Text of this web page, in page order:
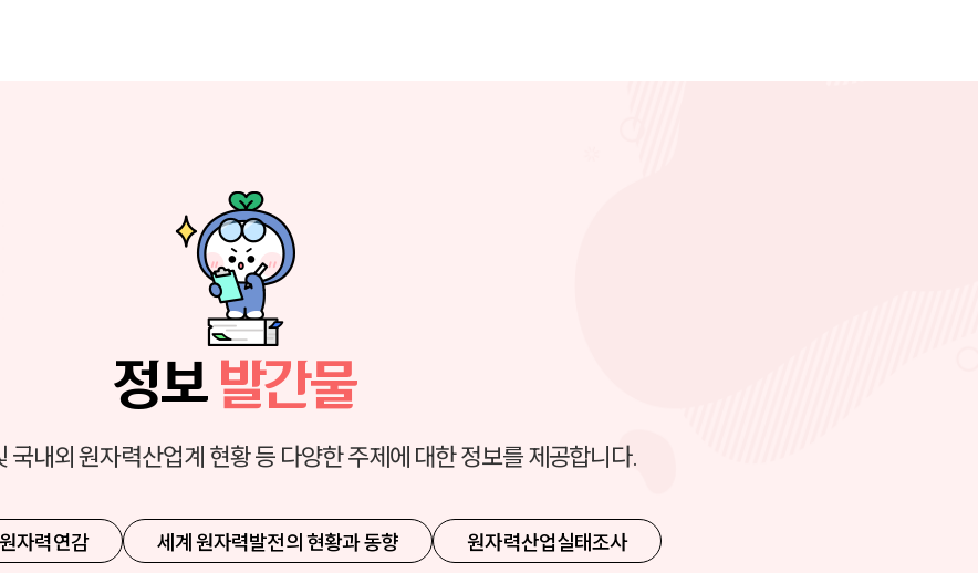
정보 발간물
국내외 원자력산업계 현황 등 다양한 주제에 대한 정보를 제공합니다.
원자력연감 세계 원자력발전의 현황과 동향 원자력산업실태조사